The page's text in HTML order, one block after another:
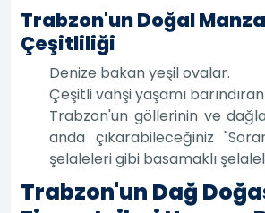
Trabzon'un Doğal
Çeşitliliği
Denize bakan yeşil ovalar.
Çeşitli vahşi yaşamı
Trabzon'un göllerinin ve
anda çıkarabileceğiniz
şelaleleri gibi basamaklı
Trabzon'un Dağ